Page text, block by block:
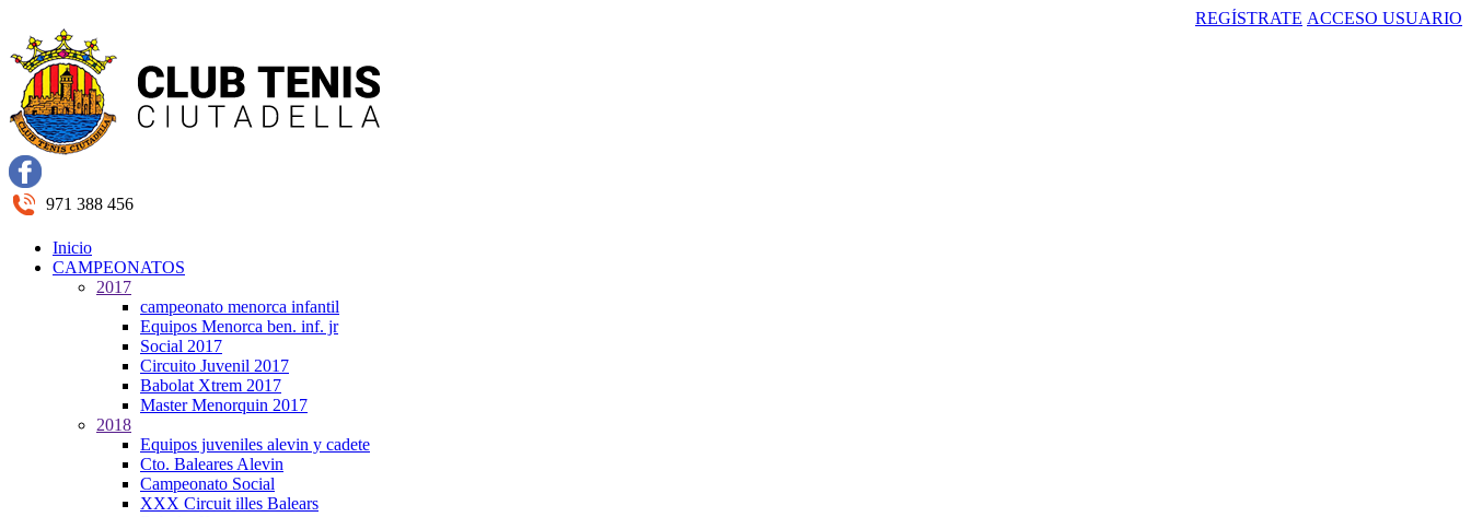
REGÍSTRATE ACCESO USUARIO
971 388 456
Inicio
CAMPEONATOS
2017
campeonato menorca infantil
Equipos Menorca ben. inf. jr
Social 2017
Circuito Juvenil 2017
Babolat Xtrem 2017
Master Menorquin 2017
2018
Equipos juveniles alevin y cadete
Cto. Baleares Alevin
Campeonato Social
XXX Circuit illes Balears